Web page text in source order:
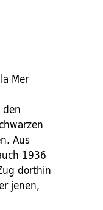
Mer
Aus
1936
dorthin
jenen,